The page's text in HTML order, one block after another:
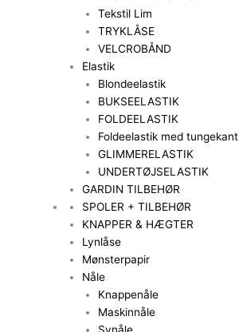
Tekstil Lim
TRYKLÅSE
VELCROBÅND
Elastik
Blondeelastik
BUKSEELASTIK
FOLDEELASTIK
Foldeelastik med tungekant
GLIMMERELASTIK
UNDERTØJSELASTIK
GARDIN TILBEHØR
SPOLER + TILBEHØR
KNAPPER & HÆGTER
Lynlåse
Mønsterpapir
Nåle
Knappenåle
Maskinnåle
Synåle